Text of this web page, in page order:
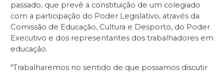
passado, que prevê a constituição de um colegiado
com a participação do Poder Legislativo, através da
Comissão de Educação, Cultura e Desporto, do Poder
Executivo e dos representantes dos trabalhadores em
educação.
"Trabalharemos no sentido de que possamos discutir